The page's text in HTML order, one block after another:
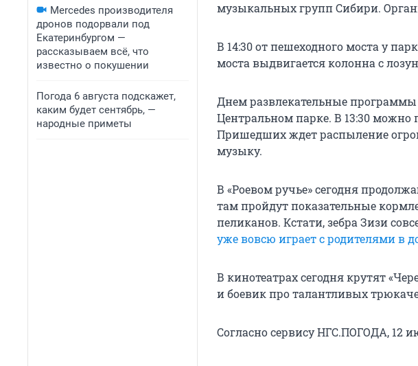
Mercedes производителя
дронов подорвали под
Екатеринбургом —
рассказываем всё, что
известно о покушении
Погода 6 августа подскажет,
каким будет сентябрь, —
народные приметы
музыкальных групп Сибири.
В 14:30 от пешеходного моста у
моста выдвигается колонна с
Днем развлекательные
Центральном парке. В 13:30 можно
Пришедших ждет распыление
музыку.
В «Роевом ручье» сегодня
там пройдут показательные
пеликанов. Кстати, зебра Зизи
уже вовсю играет с родителями в
В кинотеатрах сегодня крутят
и боевик про талантливых
Согласно сервису НГС.ПОГОДА, 12